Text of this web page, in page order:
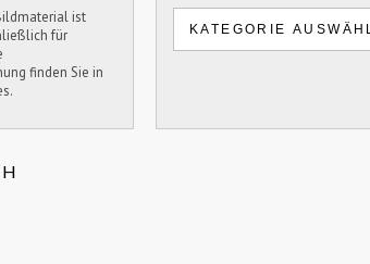
ist
für
finden Sie in